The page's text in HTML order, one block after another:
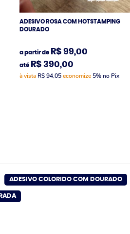
ADESIVO ROSA COM HOTSTAMPING
DOURADO
a partir de R$ 99,00
até R$ 390,00
à vista R$ 94,05economize 5% no Pix
ADESIVO COLORIDO COM DOURADO